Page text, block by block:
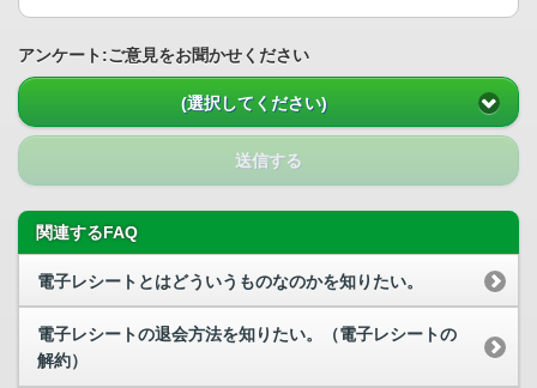
アンケート:ご意見をお聞かせください
(選択してください)
送信する
関連するFAQ
電子レシートとはどういうものなのかを知りたい。
電子レシートの退会方法を知りたい。（電子レシートの
解約）